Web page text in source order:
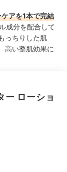
アを1本で完結
成分を配合して
っちりした肌
高い整肌効果に
ー ローショ